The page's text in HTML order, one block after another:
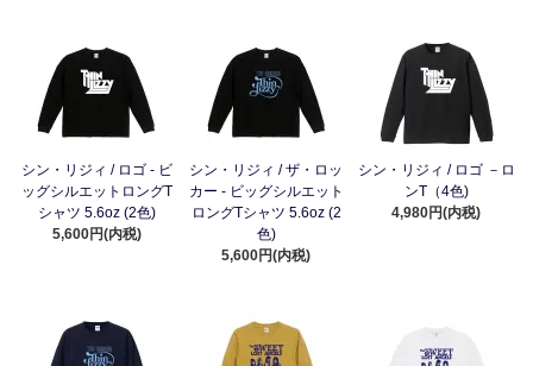
シン・リジィ / ロゴ - ビ
ッグシルエットロングT
シャツ 5.6oz (2色)
5,600円(内税)
シン・リジィ / ザ・ロッ
カー - ビッグシルエット
ロングTシャツ 5.6oz (2
色)
5,600円(内税)
シン・リジィ / ロゴ －ロ
ンT（4色)
4,980円(内税)